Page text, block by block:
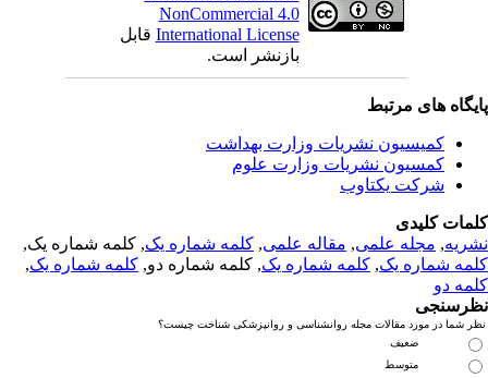
NonCommercial 4.0
International Licenseقابل
بازنشر است.
های مرتبط
کمیسیون نشریات وزارت بهداشت
کمسیون نشریات وزارت علوم
شرکت یکتاوب
کلیدی
,مجله علمی, مقاله علمی, کلمه شماره یک, کلمه شماره یک,
شماره یک,کلمه شماره یک, کلمه شماره دو,کلمه شماره یک,
دو
شما در مورد مقالات مجله روانشناسی و روانپزشکی شناخت چیست؟
ضعیف
متوسط